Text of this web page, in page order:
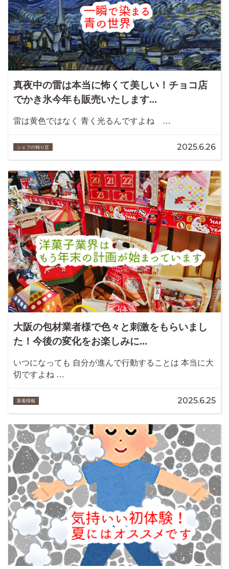
真夜中の雷は本当に怖くて美しい！チョコ店
でかき氷今年も販売いたします...
雷は黄色ではなく 青く光るんですよね …
シェフの独り言 2025.6.26
大阪の包材業者様で色々と刺激をもらいまし
た！今後の変化をお楽しみに...
いつになっても 自分が進んで行動することは 本当に大
切ですよね …
新着情報 2025.6.25